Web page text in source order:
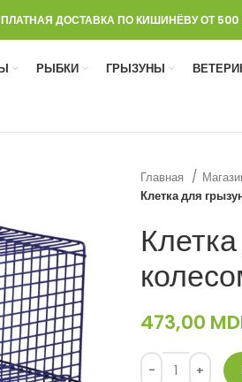
ДОСТАВКА ПО КИШИНЁВУ ОТ 500
РЫБКИ ГРЫЗУНЫ
Главная
Клетка для
473,00